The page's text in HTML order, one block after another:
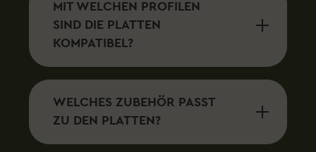
MIT WELCHEN PROFILEN
SIND DIE PLATTEN
KOMPATIBEL?
WELCHES ZUBEHÖR PASST
ZU DEN PLATTEN?